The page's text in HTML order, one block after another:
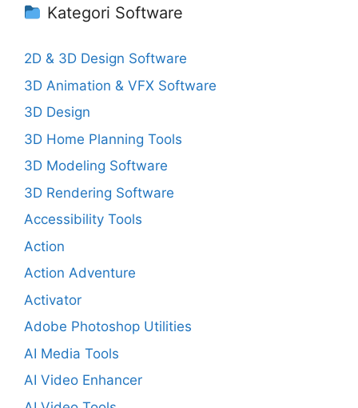
Kategori Software
2D & 3D Design Software
3D Animation & VFX Software
3D Design
3D Home Planning Tools
3D Modeling Software
3D Rendering Software
Accessibility Tools
Action
Action Adventure
Activator
Adobe Photoshop Utilities
AI Media Tools
AI Video Enhancer